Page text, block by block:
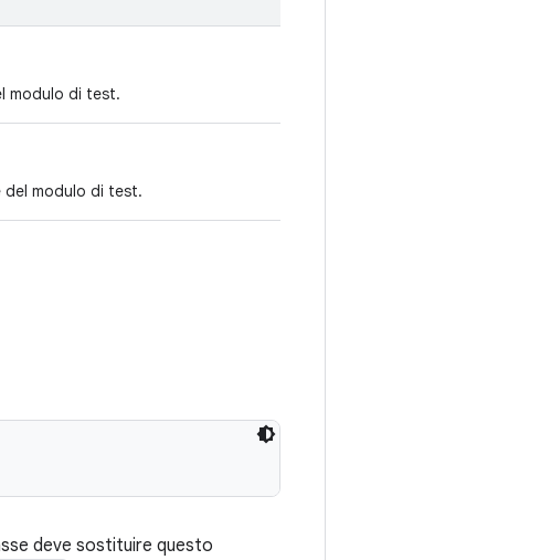
modulo di test.
del modulo di test.
deve sostituire questo